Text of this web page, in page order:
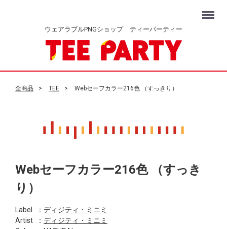
ウェアラブルPNGショップ ティーパーティー
Menu
全商品 TEE Webセーフカラー216色 （すっきり）
Webセーフカラー216色 （すっき
り）
Label ： ディジティ・ミニミ
Artist
： ディジティ・ミニミ